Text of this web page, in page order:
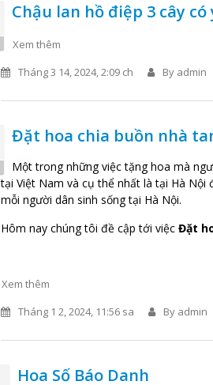
Chậu lan hồ điệp 3 cây
Xem thêm
Tháng 3 14, 2024, 2:09 ch
By admin
Đặt hoa chia buồn nhà
Một trong những việc tặng hoa mà
tại Việt Nam và cụ thể nhất là tại Hà Nội
mỗi người dân sinh sống tại Hà Nội.
Hôm nay chúng tôi đề cập tới việc Đặt
Xem thêm
Tháng 1 2, 2024, 11:56 sa
By admin
Hoa Số Báo Danh